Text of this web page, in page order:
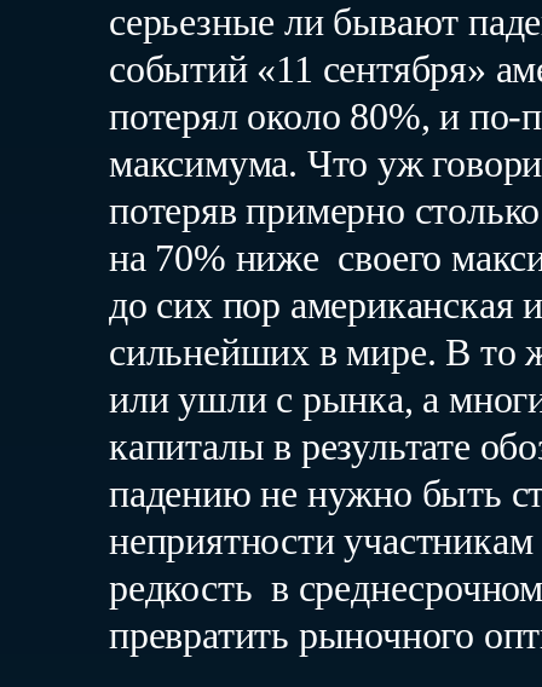
серьезные ли бывают
событий «11 сентября»
потерял около 80%, и по-
максимума. Что уж
потеряв примерно
на 70% ниже своего
до сих пор американская
сильнейших в мире. В то
или ушли с рынка, а
капиталы в результате
падению не нужно быть
неприятности
редкость в
превратить рыночного